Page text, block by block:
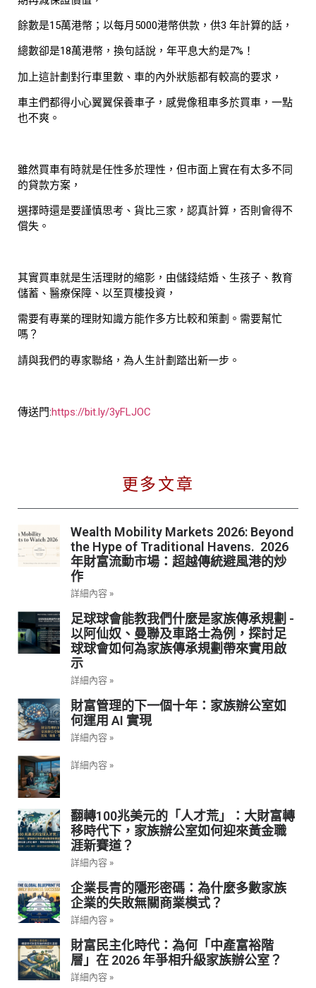
餘數是15萬港幣；以每月5000港幣供款，供3 年計算的話，
總數卻是18萬港幣，換句話說，年平息大約是7%！
加上這計劃對行車里數、車的內外狀態都有較高的要求，
車主們都得小心翼翼保養車子，感覺像租車多於買車，一點
也不爽。
雖然買車有時就是任性多於理性，但市面上實在有太多不同
的貸款方案，
選擇時還是要謹慎思考、貨比三家，認真計算，否則會得不
償失。
其實買車就是生活理財的縮影，由儲錢結婚、生孩子、教育
儲蓄、醫療保障、以至買樓投資，
需要有專業的理財知識方能作多方比較和策劃。需要幫忙
嗎？
請與我們的專家聯絡，為人生計劃踏出新一步。
傳送門:https://bit.ly/3yFLJOC
更多文章
Wealth Mobility Markets 2026: Beyond
the Hype of Traditional Havens. 2026
年財富流動市場：超越傳統避風港的炒
作
詳細內容 »
足球球會能教我們什麼是家族傳承規劃 -
以阿仙奴、曼聯及車路士為例，探討足
球球會如何為家族傳承規劃帶來實用啟
示
詳細內容 »
財富管理的下一個十年：家族辦公室如
何運用 AI 實現
詳細內容 »
詳細內容 »
翻轉100兆美元的「人才荒」：大財富轉
移時代下，家族辦公室如何迎來黃金職
涯新賽道？
詳細內容 »
企業長青的隱形密碼：為什麼多數家族
企業的失敗無關商業模式？
詳細內容 »
財富民主化時代：為何「中產富裕階
層」在 2026 年爭相升級家族辦公室？
詳細內容 »